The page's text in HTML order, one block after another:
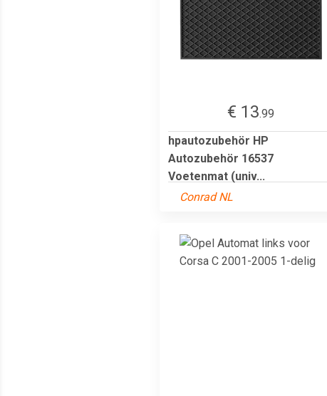
€ 13.99
hpautozubehör HP
Autozubehör 16537
Voetenmat (univ...
Conrad NL